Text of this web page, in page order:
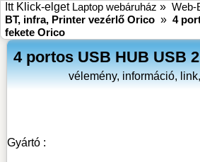
Itt Klick-elget Laptop webáruház » Web-
BT, infra, Printer vezérlő Orico » 4
fekete Orico
4 portos USB HUB USB
vélemény, információ,
Gyártó :